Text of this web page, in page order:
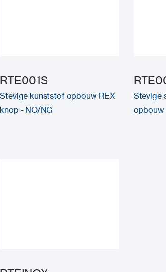
RTE001S
Stevige kunststof opbouw REX
knop - NO/NG
Stevige
opbouw